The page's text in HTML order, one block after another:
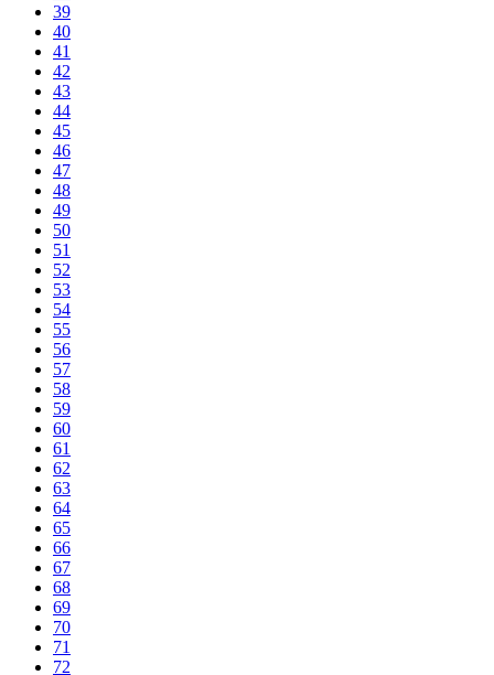
39
40
41
42
43
44
45
46
47
48
49
50
51
52
53
54
55
56
57
58
59
60
61
62
63
64
65
66
67
68
69
70
71
72